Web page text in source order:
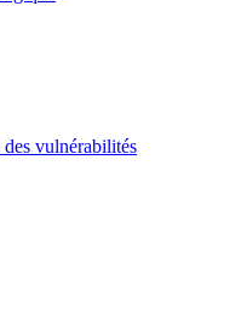
vulnérabilités